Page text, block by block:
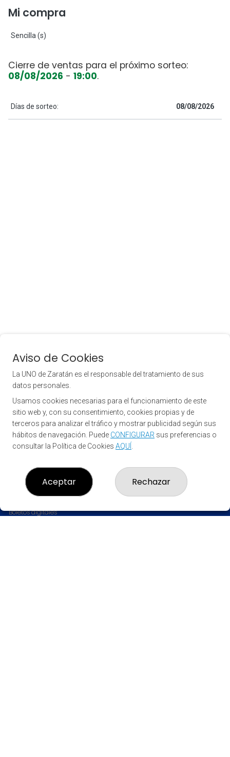
Mi compra
Sencilla (s)
Cierre de ventas para el próximo sorteo:
08/08/2026 - 19:00.
Días de sorteo: 08/08/2026
¿Quiénes somos?
Comprar lotería
Resultados
Boletos digitales
Aviso de Cookies
La UNO de Zaratán es el responsable del tratamiento de sus
datos personales.
Usamos cookies necesarias para el funcionamiento de este
sitio web y, con su consentimiento, cookies propias y de
terceros para analizar el tráfico y mostrar publicidad según sus
hábitos de navegación. Puede CONFIGURAR sus preferencias o
consultar la Política de Cookies AQUÍ
Aceptar Rechazar